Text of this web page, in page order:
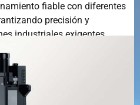
fiable con diferentes
precisión y
industriales exigentes.